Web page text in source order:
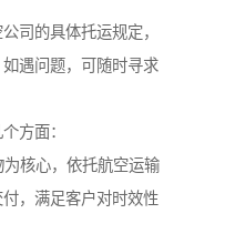
司的具体托运规定，
遇问题，可随时寻求
方面：
核心，依托航空运输
，满足客户对时效性